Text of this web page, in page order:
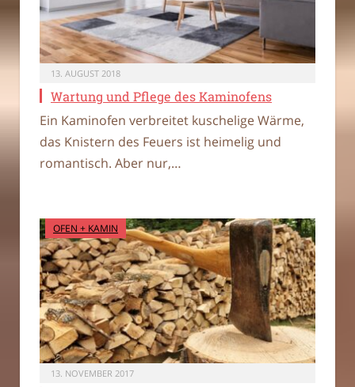
13. AUGUST 2018
Wartung und Pflege des Kaminofens
Ein Kaminofen verbreitet kuschelige Wärme,
das Knistern des Feuers ist heimelig und
romantisch. Aber nur,…
OFEN + KAMIN
13. NOVEMBER 2017